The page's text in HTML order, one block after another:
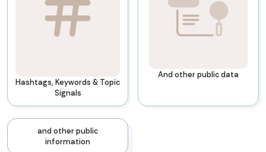
Hashtags, Keywords & Topic
Signals
And other public data
and other public
information